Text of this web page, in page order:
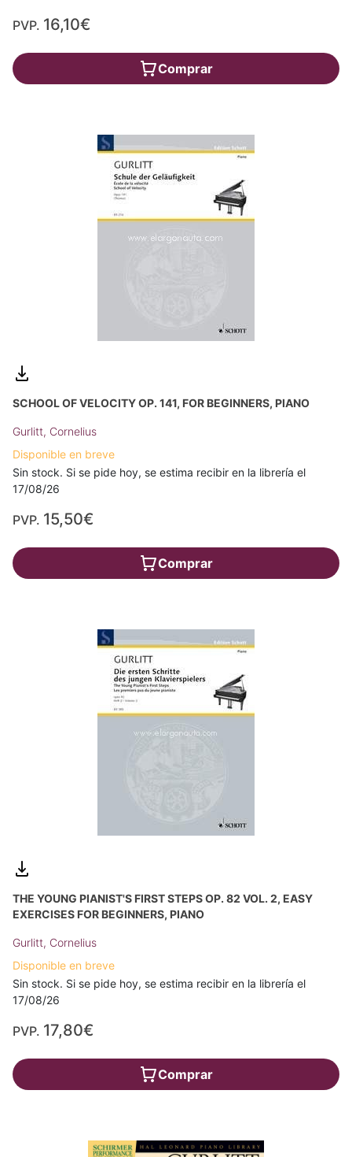
PVP. 16,10€
Comprar
SCHOOL OF VELOCITY OP. 141, FOR BEGINNERS, PIANO
Gurlitt, Cornelius
Disponible en breve
Sin stock. Si se pide hoy, se estima recibir en la librería el
17/08/26
PVP. 15,50€
Comprar
THE YOUNG PIANIST'S FIRST STEPS OP. 82 VOL. 2, EASY
EXERCISES FOR BEGINNERS, PIANO
Gurlitt, Cornelius
Disponible en breve
Sin stock. Si se pide hoy, se estima recibir en la librería el
17/08/26
PVP. 17,80€
Comprar